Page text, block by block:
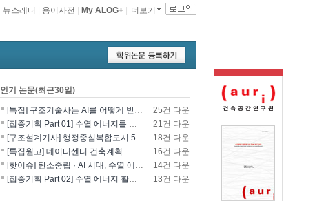
더보기
My ALOG+
용어사전
뉴스레터
인기 논문(최근30일)
[특집] 구조기술사는 AI를 어떻게 받아들일 것인가? - 영국구조기술사회의 AI 및 L..
25건 다운
[집중기획 Part 01] 수열 에너지를 이용한 건물 냉난방 및 데이터센터 냉각
21건 다운
[구조설계기사] 행정중심복합도시 5-1생활권 L5BL 공공주택 건설공사 모듈러 건축물 ..
18건 다운
[특집원고] 데이터센터 건축계획
16건 다운
[핫이슈] 탄소중립 · AI 시대, 수열 에너지 기술의 재조명과 고도화 방향
14건 다운
[집중기획 Part 02] 수열 에너지 활용 기술 및 수열 플랜트 적용
13건 다운